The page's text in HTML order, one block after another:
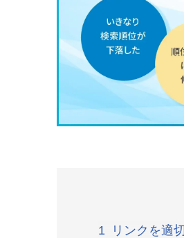
リンクを適